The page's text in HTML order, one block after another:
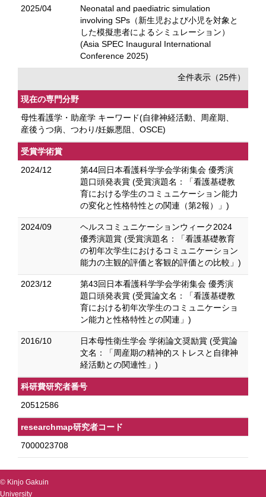
2025/04
Neonatal and paediatric simulation
involving SPs（新生児および小児を対象と
した模擬患者によるシミュレーション）
(Asia SPEC Inaugural International
Conference 2025)
全件表示（25件）
現在の専門分野
母性看護学・助産学 キーワード(自律神経活動、周産期、
産後うつ病、つわり/妊娠悪阻、OSCE)
受賞学術賞
2024/12
第44回日本看護科学学会学術集会 優秀演
題口頭発表賞 (受賞演題名：「看護基礎教
育における学生のコミュニケーション能力
の変化と性格特性との関連（第2報）」)
2024/09
ヘルスコミュニケーションウィーク2024
優秀演題賞 (受賞演題名：「看護基礎教育
の初年次学生におけるコミュニケーション
能力の主観的評価と客観的評価との比較」)
2023/12
第43回日本看護科学学会学術集会 優秀演
題口頭発表賞 (受賞論文名：「看護基礎教
育における初年次学生のコミュニケーショ
ン能力と性格特性との関連」)
2016/10
日本母性衛生学会 学術論文奨励賞 (受賞論
文名：「周産期の精神的ストレスと自律神
経活動との関連性」)
科研費研究者番号
20512586
researchmap研究者コード
7000023708
© Kinjo Gakuin
University